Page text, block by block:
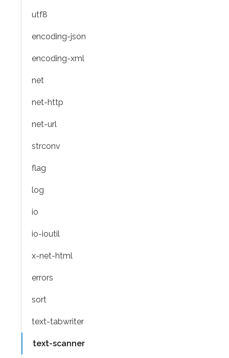
utf8
encoding-json
encoding-xml
net
net-http
net-url
strconv
flag
log
io
io-ioutil
x-net-html
errors
sort
text-tabwriter
text-scanner